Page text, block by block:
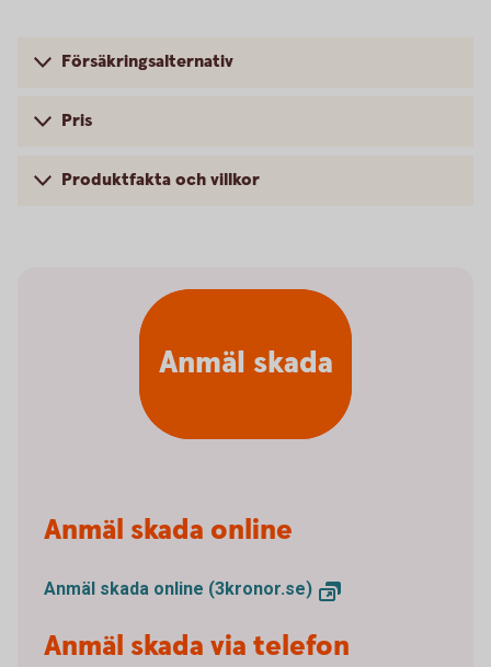
Försäkringsalternativ
Pris
Produktfakta och villkor
Anmäl skada online
Anmäl skada online (3kronor.se)
Anmäl skada via telefon
Anmäl skada